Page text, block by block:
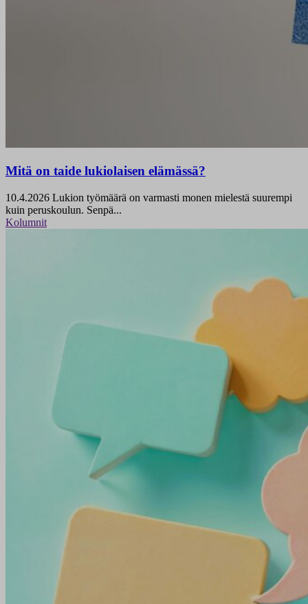
Mitä on taide lukiolaisen elämässä?
10.4.2026 Lukion työmäärä on varmasti monen mielestä suurempi
kuin peruskoulun. Senpä...
Kolumnit